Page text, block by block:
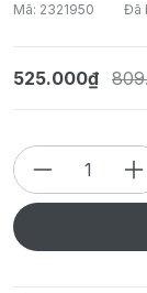
Mã: 2321950 Đã
525.000₫